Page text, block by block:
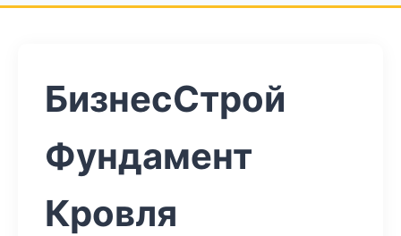
БизнесСтрой
Фундамент
Кровля